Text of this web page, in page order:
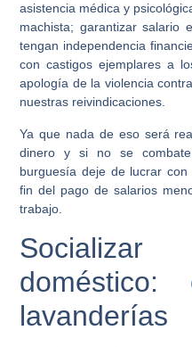
asistencia médica y
machista; garantizar salario
tengan independencia
con castigos ejemplares a
apología de la violencia
nuestras reivindicaciones.
Ya que nada de eso será
dinero y si no se
burguesía deje de lucrar
fin del pago de salarios
trabajo.
doméstico:
lavanderías